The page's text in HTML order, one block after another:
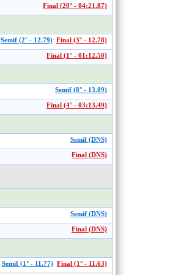
Final (20° - 04:21.87)
Final (3° - 12.78)
Semif (2° - 12.79)
Final (1° - 01:12.50)
Semif (8° - 13.09)
Final (4° - 03:13.49)
Semif (DNS)
Final (DNS)
Semif (DNS)
Final (DNS)
Final (1° - 11.63)
Semif (1° - 11.77)